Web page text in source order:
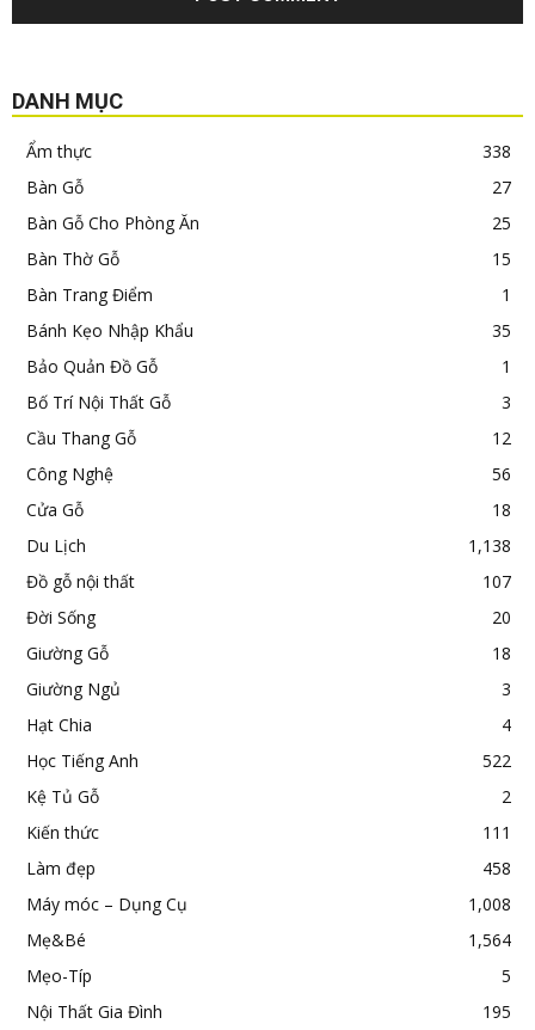
DANH MỤC
Ẩm thực
338
Bàn Gỗ
27
Bàn Gỗ Cho Phòng Ăn
25
Bàn Thờ Gỗ
15
Bàn Trang Điểm
1
Bánh Kẹo Nhập Khẩu
35
Bảo Quản Đồ Gỗ
1
Bố Trí Nội Thất Gỗ
3
Cầu Thang Gỗ
12
Công Nghệ
56
Cửa Gỗ
18
Du Lịch
1,138
Đồ gỗ nội thất
107
Đời Sống
20
Giường Gỗ
18
Giường Ngủ
3
Hạt Chia
4
Học Tiếng Anh
522
Kệ Tủ Gỗ
2
Kiến thức
111
Làm đẹp
458
Máy móc – Dụng Cụ
1,008
Mẹ&Bé
1,564
Mẹo-Típ
5
Nội Thất Gia Đình
195